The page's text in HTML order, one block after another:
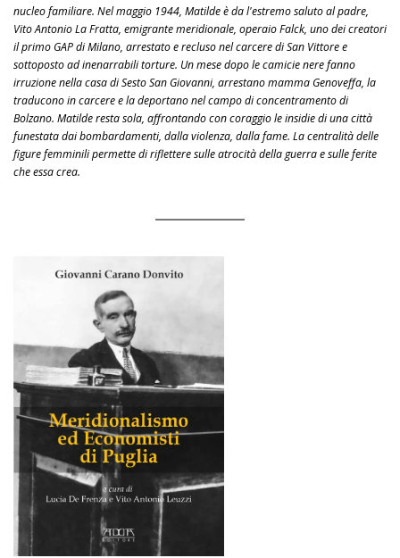
nucleo familiare. Nel maggio 1944, Matilde è da l'estremo saluto al padre,
Vito Antonio La Fratta, emigrante meridionale, operaio Falck, uno dei creatori
il primo GAP di Milano, arrestato e recluso nel carcere di San Vittore e
sottoposto ad inenarrabili torture. Un mese dopo le camicie nere fanno
irruzione nella casa di Sesto San Giovanni, arrestano mamma Genoveffa, la
traducono in carcere e la deportano nel campo di concentramento di
Bolzano. Matilde resta sola, affrontando con coraggio le insidie di una città
funestata dai bombardamenti, dalla violenza, dalla fame. La centralità delle
figure femminili permette di riflettere sulle atrocità della guerra e sulle ferite
che essa crea.